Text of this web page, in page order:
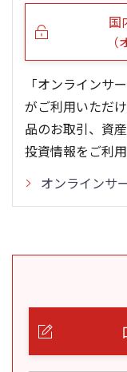
国
「オンラインサ
がご利用いただ
品のお取引、資
投資情報をご利
オンラインサ